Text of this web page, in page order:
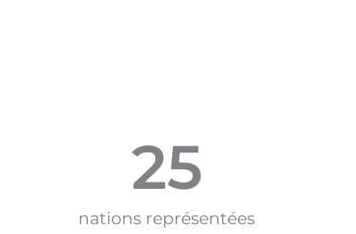
nations représentées
25